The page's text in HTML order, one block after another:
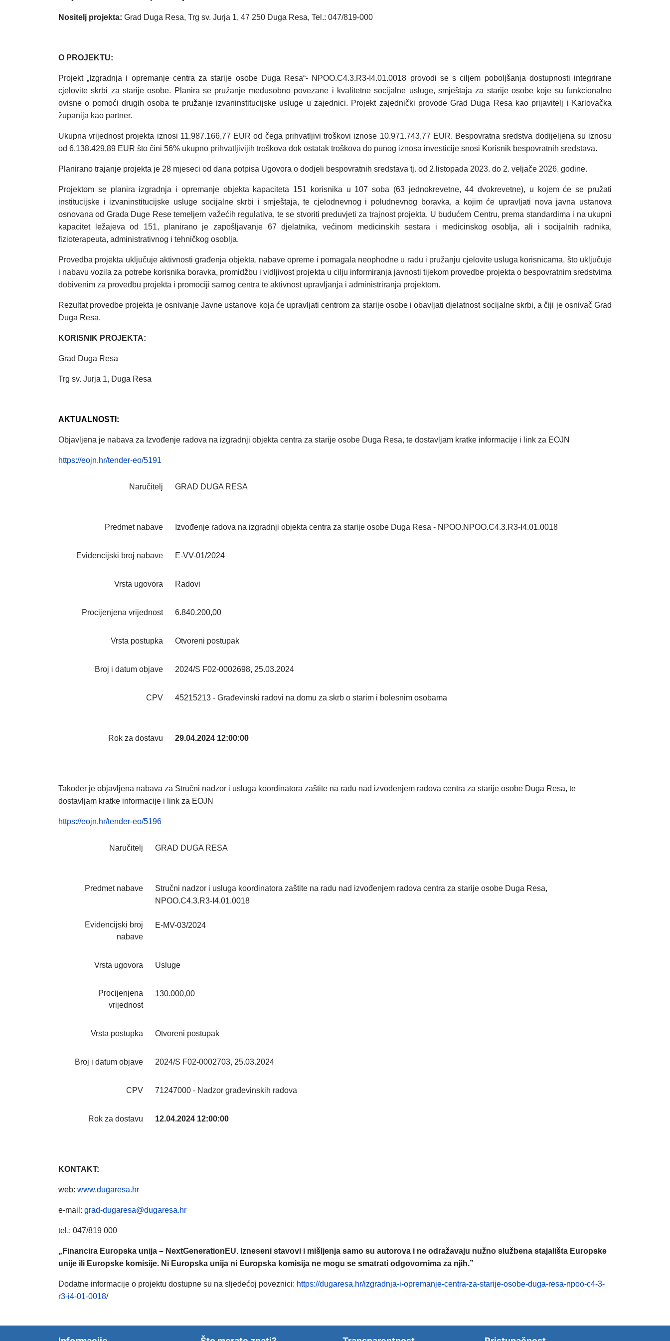
Nositelj projekta: Grad Duga Resa, Trg sv. Jurja 1, 47 250 Duga Resa, Tel.: 047/819-000
O PROJEKTU:
Projekt „Izgradnja i opremanje centra za starije osobe Duga Resa“- NPOO.C4.3.R3-I4.01.0018 provodi se s ciljem poboljšanja dostupnosti integrirane
cjelovite skrbi za starije osobe. Planira se pružanje međusobno povezane i kvalitetne socijalne usluge, smještaja za starije osobe koje su funkcionalno
ovisne o pomoći drugih osoba te pružanje izvaninstitucijske usluge u zajednici. Projekt zajednički provode Grad Duga Resa kao prijavitelj i Karlovačka
županija kao partner.
Ukupna vrijednost projekta iznosi 11.987.166,77 EUR od čega prihvatljivi troškovi iznose 10.971.743,77 EUR. Bespovratna sredstva dodijeljena su iznosu
od 6.138.429,89 EUR što čini 56% ukupno prihvatljivijih troškova dok ostatak troškova do punog iznosa investicije snosi Korisnik bespovratnih sredstava.
Planirano trajanje projekta je 28 mjeseci od dana potpisa Ugovora o dodjeli bespovratnih sredstava tj. od 2.listopada 2023. do 2. veljače 2026. godine.
Projektom se planira izgradnja i opremanje objekta kapaciteta 151 korisnika u 107 soba (63 jednokrevetne, 44 dvokrevetne), u kojem će se pružati
institucijske i izvaninstitucijske usluge socijalne skrbi i smještaja, te cjelodnevnog i poludnevnog boravka, a kojim će upravljati nova javna ustanova
osnovana od Grada Duge Rese temeljem važećih regulativa, te se stvoriti preduvjeti za trajnost projekta. U budućem Centru, prema standardima i na ukupni
kapacitet ležajeva od 151, planirano je zapošljavanje 67 djelatnika, većinom medicinskih sestara i medicinskog osoblja, ali i socijalnih radnika,
fizioterapeuta, administrativnog i tehničkog osoblja.
Provedba projekta uključuje aktivnosti građenja objekta, nabave opreme i pomagala neophodne u radu i pružanju cjelovite usluga korisnicama, što uključuje
i nabavu vozila za potrebe korisnika boravka, promidžbu i vidljivost projekta u cilju informiranja javnosti tijekom provedbe projekta o bespovratnim sredstvima
dobivenim za provedbu projekta i promociji samog centra te aktivnost upravljanja i administriranja projektom.
Rezultat provedbe projekta je osnivanje Javne ustanove koja će upravljati centrom za starije osobe i obavljati djelatnost socijalne skrbi, a čiji je osnivač Grad
Duga Resa.
KORISNIK PROJEKTA:
Grad Duga Resa
Trg sv. Jurja 1, Duga Resa
AKTUALNOSTI:
Objavljena je nabava za Izvođenje radova na izgradnji objekta centra za starije osobe Duga Resa, te dostavljam kratke informacije i link za EOJN
https://eojn.hr/tender-eo/5191
Naručitelj GRAD DUGA RESA
Predmet nabave Izvođenje radova na izgradnji objekta centra za starije osobe Duga Resa - NPOO.NPOO.C4.3.R3-I4.01.0018
Evidencijski broj nabave E-VV-01/2024
Vrsta ugovora Radovi
Procijenjena vrijednost 6.840.200,00
Vrsta postupka Otvoreni postupak
Broj i datum objave 2024/S F02-0002698, 25.03.2024
CPV 45215213 - Građevinski radovi na domu za skrb o starim i bolesnim osobama
Rok za dostavu 29.04.2024 12:00:00
Također je objavljena nabava za Stručni nadzor i usluga koordinatora zaštite na radu nad izvođenjem radova centra za starije osobe Duga Resa, te
dostavljam kratke informacije i link za EOJN
https://eojn.hr/tender-eo/5196
Naručitelj GRAD DUGA RESA
Predmet nabave
Stručni nadzor i usluga koordinatora zaštite na radu nad izvođenjem radova centra za starije osobe Duga Resa,
NPOO.C4.3.R3-I4.01.0018
Evidencijski broj
nabave
E-MV-03/2024
Vrsta ugovora Usluge
Procijenjena
vrijednost
130.000,00
Vrsta postupka Otvoreni postupak
Broj i datum objave 2024/S F02-0002703, 25.03.2024
CPV 71247000 - Nadzor građevinskih radova
Rok za dostavu 12.04.2024 12:00:00
KONTAKT:
web: www.dugaresa.hr
e-mail: grad-dugaresa@dugaresa.hr
tel.: 047/819 000
„Financira Europska unija – NextGenerationEU. Izneseni stavovi i mišljenja samo su autorova i ne odražavaju nužno službena stajališta Europske
unije ili Europske komisije. Ni Europska unija ni Europska komisija ne mogu se smatrati odgovornima za njih.”
Dodatne informacije o projektu dostupne su na sljedećoj poveznici: https://dugaresa.hr/izgradnja-i-opremanje-centra-za-starije-osobe-duga-resa-npoo-c4-3-
r3-i4-01-0018/